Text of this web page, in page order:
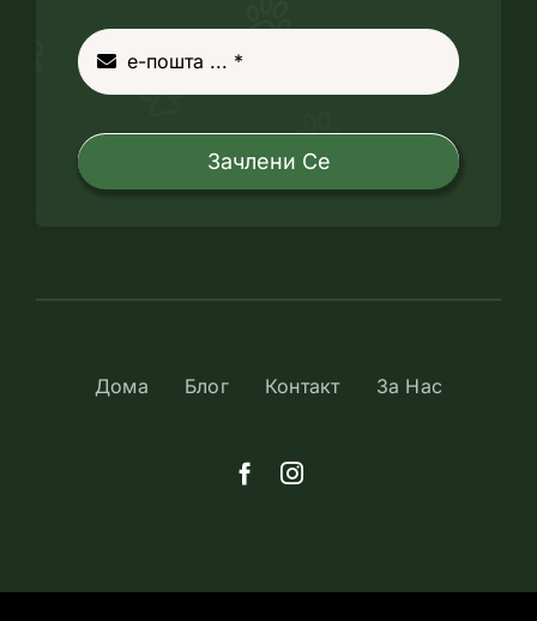
Зачлени Се
Дома Блог Контакт За Нас